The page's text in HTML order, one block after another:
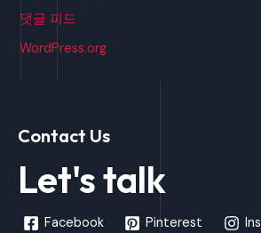
댓글 피드
WordPress.org
Contact Us
Let's talk
Facebook Pinterest